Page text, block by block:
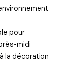
pour
midi
la décoration